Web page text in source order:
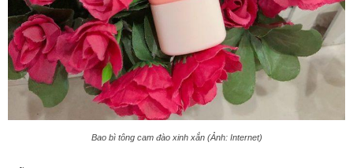
Bao bì tông cam đào xinh xắn (Ảnh: Internet)